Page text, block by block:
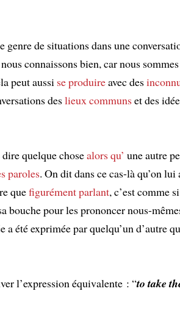
genre de situations dans une
connaissons bien, car nous sommes
peut aussi se produireavec des
deslieux communset des
quelque chosealors qu’ une autre
paroles. On dit dans ce cas-là qu’on lui
quefigurément parlant, c’est comme
bouche pour les prononcer nous-
a été exprimée par quelqu’un d’autre
l’expression équivalente : “to take